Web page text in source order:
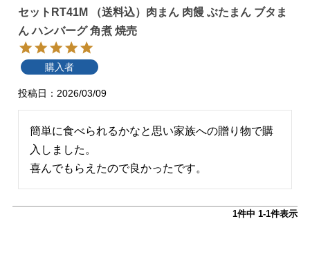
セットRT41M （送料込）肉まん 肉饅 ぶたまん ブタま
ん ハンバーグ 角煮 焼売
購入者
投稿日 2026/03/09
簡単に食べられるかなと思い家族への贈り物で購
入しました。
喜んでもらえたので良かったです。
1件中 1-1件表示